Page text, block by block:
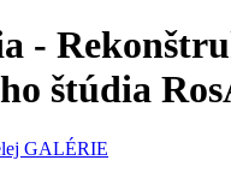
-
štúdia
GALÉRIE